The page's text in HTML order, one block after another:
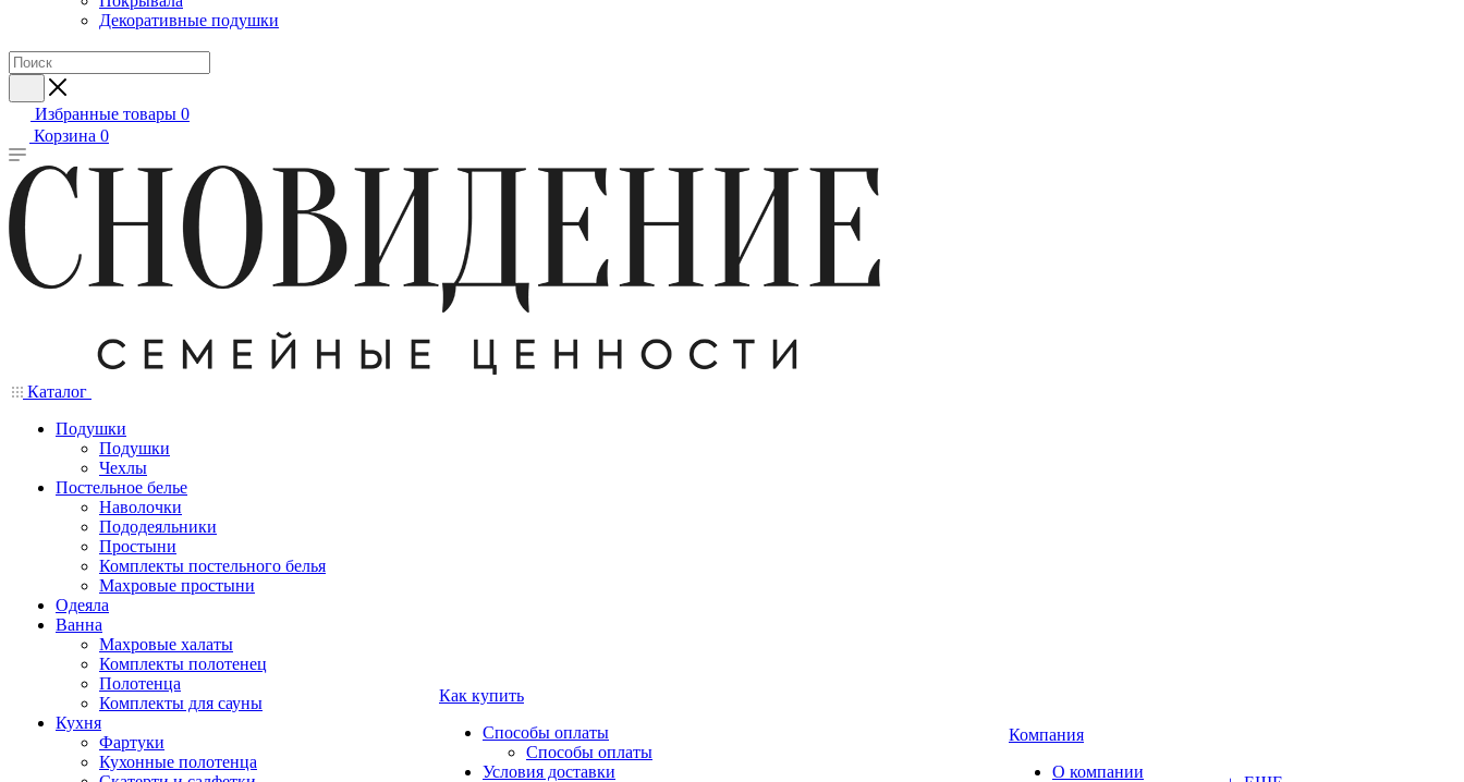
Декоративные подушки
Избранные товары 0
Корзина 0
Каталог
Подушки
Подушки
Чехлы
Постельное белье
Наволочки
Пододеяльники
Простыни
Комплекты постельного белья
Махровые простыни
Одеяла
Ванна
Махровые халаты
Комплекты полотенец
Полотенца
Комплекты для сауны
Кухня
Фартуки
Кухонные полотенца
Как купить
Способы оплаты
Способы оплаты
Условия доставки
Компания
О компании